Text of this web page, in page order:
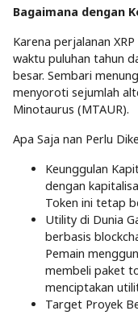
Bagaimana dengan
Karena perjalanan
waktu puluhan tahun
besar. Sembari
menyoroti sejumlah
Minotaurus (MTAUR).
Apa Saja nan Perlu
Keunggulan
dengan
Token ini tetap
Utility di Dunia
berbasis
Pemain
membeli paket
menciptakan
Target Proyek